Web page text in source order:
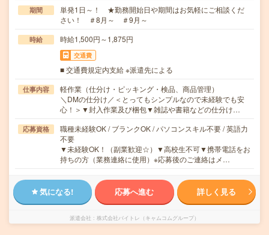
期間
単発1日～！ ★勤務開始日や期間はお気軽にご相談くだ
さい！ ＃8月～ ＃9月～
時給 時給1,500円～1,875円
交通費
■ 交通費規定内支給 ※派遣先による
仕事内容
軽作業（仕分け・ピッキング・検品、商品管理）
＼DMの仕分け／＜とってもシンプルなので未経験でも安
心！＞▼封入作業及び梱包▼雑誌や書籍などの仕分け…
応募資格
職種未経験OK / ブランクOK / パソコンスキル不要 / 英語力
不要
▼未経験OK！（副業歓迎☆）▼高校生不可▼携帯電話をお
持ちの方（業務連絡に使用）※応募後のご連絡はメ…
気になる! 応募へ進む 詳しく見る
派遣会社 株式会社バイトレ（キャムコムグループ）